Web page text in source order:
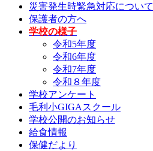
災害発生時緊急対応について
保護者の方へ
学校の様子
令和5年度
令和6年度
令和7年度
令和８年度
学校アンケート
毛利小GIGAスクール
学校公開のお知らせ
給食情報
保健だより